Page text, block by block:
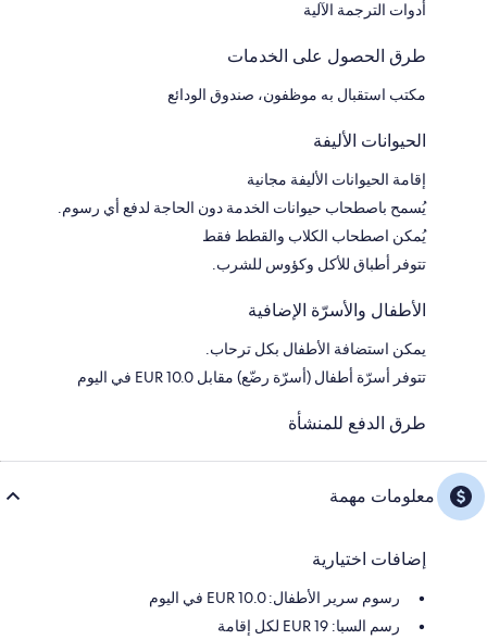
أدوات الترجمة الآلية
طرق الحصول على الخدمات
مكتب استقبال به موظفون، صندوق الودائع
الحيوانات الأليفة
إقامة الحيوانات الأليفة مجانية
يُسمح باصطحاب حيوانات الخدمة دون الحاجة لدفع أي رسوم.
يُمكن اصطحاب الكلاب والقطط فقط
تتوفر أطباق للأكل وكؤوس للشرب.
الأطفال والأسرّة الإضافية
يمكن استضافة الأطفال بكل ترحاب.
تتوفر أسرّة أطفال (أسرّة رضّع) مقابل EUR 10.0 في اليوم
طرق الدفع للمنشأة
معلومات مهمة
إضافات اختيارية
رسوم سرير الأطفال: 10.0 EUR في اليوم
رسم السبا: EUR 19 لكل إقامة